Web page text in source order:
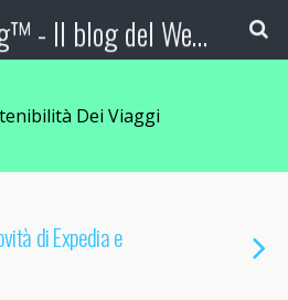
Booking Blog™ - Il blog del Web Marketing Turistico
Dei Viaggi
di Expedia e